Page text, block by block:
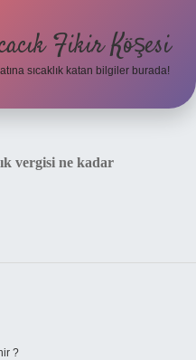
Fikir Köşesi
sıcaklık katan bilgiler burada!
vergisi ne kadar
?